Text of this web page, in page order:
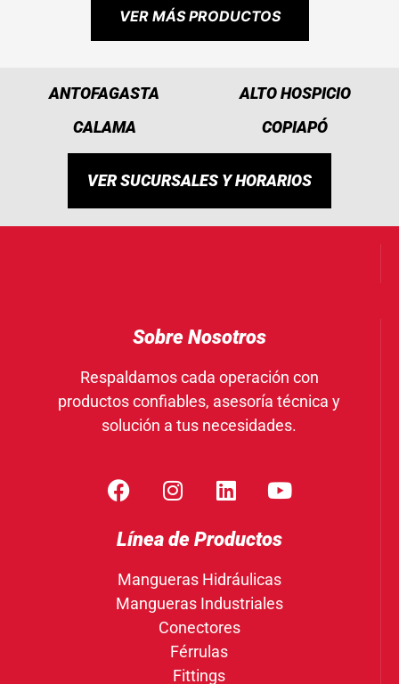
VER MÁS PRODUCTOS
ANTOFAGASTA
ALTO HOSPICIO
CALAMA
COPIAPÓ
VER SUCURSALES Y HORARIOS
Sobre Nosotros
Respaldamos cada operación con
productos confiables, asesoría técnica y
solución a tus necesidades.
Línea de Productos
Mangueras Hidráulicas
Mangueras Industriales
Conectores
Férrulas
Fittings